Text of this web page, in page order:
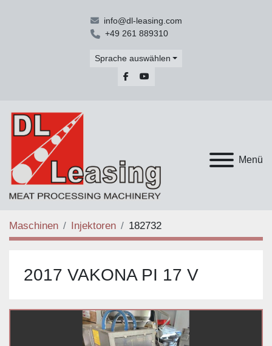
info@dl-leasing.com
+49 261 889310
Sprache auswählen
facebookyoutube
Menü
Maschinen Injektoren 182732
2017 VAKONA PI 17 V